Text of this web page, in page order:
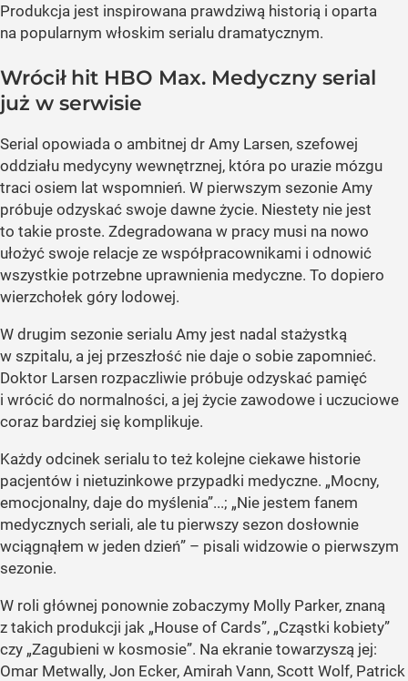
Produkcja jest inspirowana prawdziwą historią i oparta
na popularnym włoskim serialu dramatycznym.
Wrócił hit HBO Max. Medyczny serial
już w serwisie
Serial opowiada o ambitnej dr Amy Larsen, szefowej
oddziału medycyny wewnętrznej, która po urazie mózgu
traci osiem lat wspomnień. W pierwszym sezonie Amy
próbuje odzyskać swoje dawne życie. Niestety nie jest
to takie proste. Zdegradowana w pracy musi na nowo
ułożyć swoje relacje ze współpracownikami i odnowić
wszystkie potrzebne uprawnienia medyczne. To dopiero
wierzchołek góry lodowej.
W drugim sezonie serialu Amy jest nadal stażystką
w szpitalu, a jej przeszłość nie daje o sobie zapomnieć.
Doktor Larsen rozpaczliwie próbuje odzyskać pamięć
i wrócić do normalności, a jej życie zawodowe i uczuciowe
coraz bardziej się komplikuje.
Każdy odcinek serialu to też kolejne ciekawe historie
pacjentów i nietuzinkowe przypadki medyczne. „Mocny,
emocjonalny, daje do myślenia”...; „Nie jestem fanem
medycznych seriali, ale tu pierwszy sezon dosłownie
wciągnąłem w jeden dzień” – pisali widzowie o pierwszym
sezonie.
W roli głównej ponownie zobaczymy Molly Parker, znaną
z takich produkcji jak „House of Cards”, „Cząstki kobiety”
czy „Zagubieni w kosmosie”. Na ekranie towarzyszą jej:
Omar Metwally, Jon Ecker, Amirah Vann, Scott Wolf, Patrick